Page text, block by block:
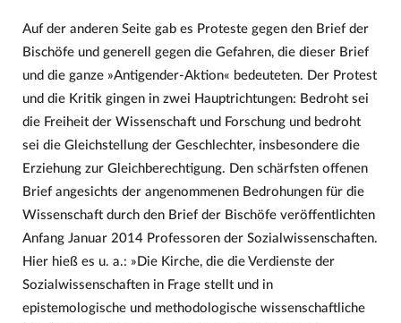
Auf der anderen Seite gab es Proteste gegen den Brief der
Bischöfe und generell gegen die Gefahren, die dieser Brief
und die ganze »Antigender-Aktion« bedeuteten. Der Protest
und die Kritik gingen in zwei Hauptrichtungen: Bedroht sei
die Freiheit der Wissenschaft und Forschung und bedroht
sei die Gleichstellung der Geschlechter, insbesondere die
Erziehung zur Gleichberechtigung. Den schärfsten offenen
Brief angesichts der angenommenen Bedrohungen für die
Wissenschaft durch den Brief der Bischöfe veröffentlichten
Anfang Januar 2014 Professoren der Sozialwissenschaften.
Hier hieß es u. a.: »Die Kirche, die die Verdienste der
Sozialwissenschaften in Frage stellt und in
epistemologische und methodologische wissenschaftliche